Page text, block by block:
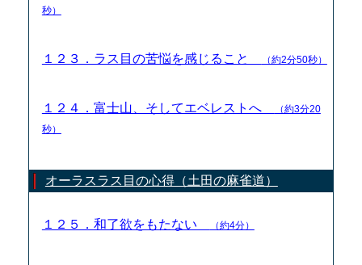
秒）
１２３．ラス目の苦悩を感じること （約2分50秒）
１２４．富士山、そしてエベレストへ
（約3分20
秒）
オーラスラス目の心得（土田の麻雀道）
１２５．和了欲をもたない （約4分）